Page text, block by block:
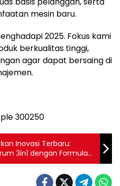
mesin baru.
2025. Fokus kami
berkualitas tinggi,
agar dapat bersaing di
Inovasi Terbaru:
3in1 dengan Formula
Eksklusif